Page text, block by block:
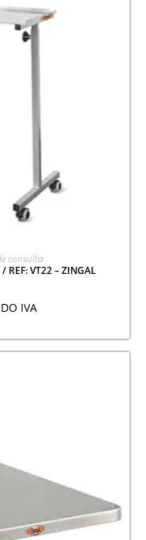
consulta
REF: VT22 – ZINGAL
IVA